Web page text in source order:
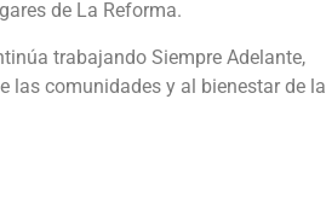
de La Reforma.
trabajando Siempre Adelante,
las comunidades y al bienestar de la